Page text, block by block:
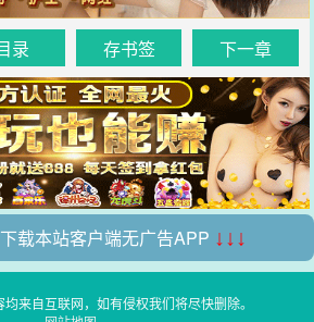
录 存书签 下一章
载本站客户端无广告APP ↓↓↓
来自互联网，如有侵权我们将尽快删除。